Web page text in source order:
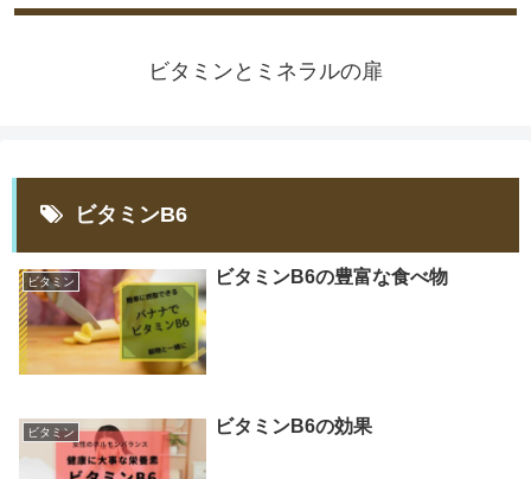
ビタミンとミネラルの扉
ビタミンB6
ビタミン ビタミンB6の豊富な食べ物
ビタミン ビタミンB6の効果